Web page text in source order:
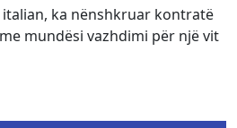
ka nënshkruar kontratë
mundësi vazhdimi për një vit